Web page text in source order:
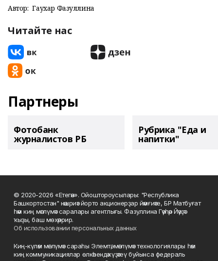
Автор: Гаухар Фазуллина
Читайте нас
Партнеры
Фотобанк
журналистов РБ
Рубрика "Еда и
напитки"
© 2020-2026 «Етегән». Ойоштороусылары: "Республика
Башкортостан" нәшриәт йорто акционерҙар йәмғиәте, БР Матбуғат
һәм киң мәғлүмәт саралары агентлығы. Фазуллина Гәүһәр Йәүҙәт
ҡыҙы, баш мөхәррир.
Об использовании персональных данных
Киң-күләм мәғлүмәт сараһы Элемтә, мәғлүмәт технологиялары һәм
киң коммуникациялар өлкәһендә күҙәтеү буйынса федераль